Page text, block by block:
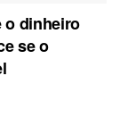
o dinheiro
se o